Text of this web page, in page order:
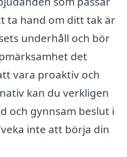
ta hand om ditt tak är
underhåll och bör
det
vara proaktiv och
kan du verkligen
och gynnsam beslut i
inte att börja din